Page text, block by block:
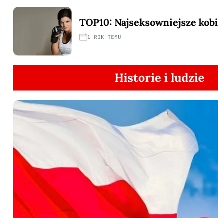
TOP10: Najseksowniejsze
1 ROK TEMU
Historie i ludzie